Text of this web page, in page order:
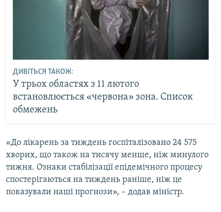
ДИВІТЬСЯ ТАКОЖ:
У трьох областях з 11 лютого
встановлюється «червона» зона. Список
обмежень
«До лікарень за тиждень госпіталізовано 24 575
хворих, що також на тисячу менше, ніж минулого
тижня. Ознаки стабілізації епідемічного процесу
спостерігаються на тиждень раніше, ніж це
показували наші прогнози», – додав міністр.